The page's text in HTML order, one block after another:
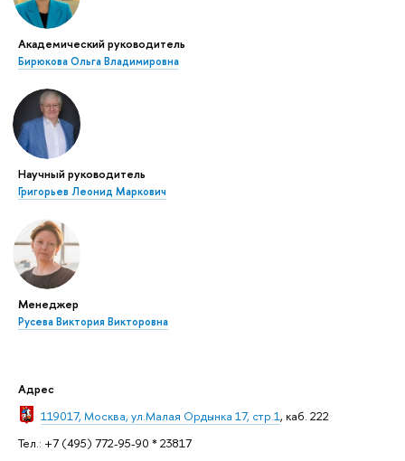
Академический руководитель
Бирюкова Ольга Владимировна
Научный руководитель
Григорьев Леонид Маркович
Менеджер
Русева Виктория Викторовна
Адрес
119017, Москва, ул.Малая Ордынка 17, стр.1, каб. 222
Тел.: +7 (495) 772-95-90 * 23817